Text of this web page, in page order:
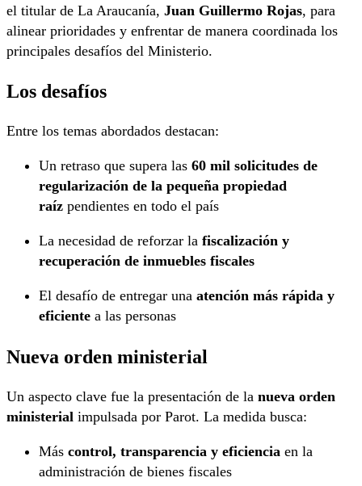
el titular de La Araucanía, Juan Guillermo Rojas, para
alinear prioridades y enfrentar de manera coordinada los
principales desafíos del Ministerio.
Los desafíos
Entre los temas abordados destacan:
Un retraso que supera las 60 mil solicitudes de
regularización de la pequeña propiedad
raíz pendientes en todo el país
La necesidad de reforzar la fiscalización y
recuperación de inmuebles fiscales
El desafío de entregar una atención más rápida y
eficiente a las personas
Nueva orden ministerial
Un aspecto clave fue la presentación de la nueva orden
ministerial impulsada por Parot. La medida busca:
Más control, transparencia y eficiencia en la
administración de bienes fiscales